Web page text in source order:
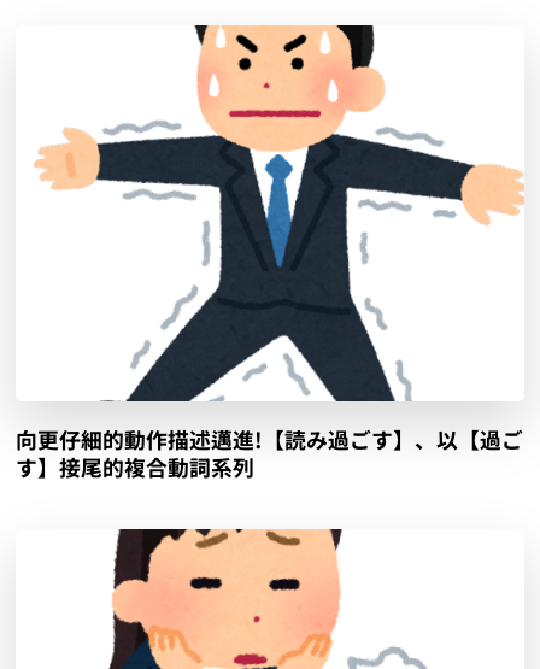
向更仔細的動作描述邁進!【読み過ごす】、以【過ご
す】接尾的複合動詞系列